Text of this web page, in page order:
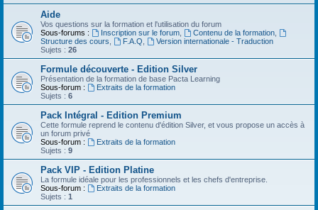
Aide
Vos questions sur la formation et l'utilisation du forum
Sous-forums :
Inscription sur le forum, Contenu de la formation,
Structure des cours
F.A.Q
Version internationale - Traduction
Sujets : 26
Formule découverte - Edition Silver
Présentation de la formation de base Pacta Learning
Sous-forum :
Extraits de la formation
Sujets : 6
Pack Intégral - Edition Premium
Cette formule reprend le contenu d'édition Silver, et vous propose un accès à
un forum privé
Sous-forum :
Extraits de la formation
Sujets : 9
Pack VIP - Edition Platine
La formule idéale pour les professionnels et les chefs d'entreprise.
Sous-forum :
Extraits de la formation
Sujets : 1